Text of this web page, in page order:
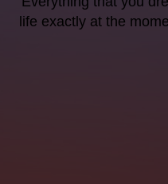
life exactly at the